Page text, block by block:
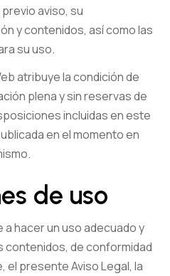
aviso, su
y contenidos, así como las
su uso.
atribuye la condición de
plena y sin reservas de
incluidas en este
en el momento en
de uso
hacer un uso adecuado y
contenidos, de conformidad
el presente Aviso Legal, la